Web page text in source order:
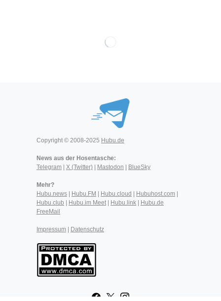
Copyright © 2008-2025 Hubu.de
News aus der Hosentasche:
Telegram
X (Twitter) Mastodon BlueSky
Mehr?
Hubu.news
Hubu.FM Hubu.cloud Hubuhost.com
Hubu.club
Hubu.im Meet| Hubu.link
Hubu.de
FreeMail
Impressum Datenschutz